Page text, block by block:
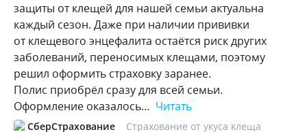
защиты от клещей для нашей семьи актуальна
каждый сезон. Даже при наличии прививки
от клещевого энцефалита остаётся риск других
заболеваний, переносимых клещами, поэтому
решил оформить страховку заранее.
Полис приобрёл сразу для всей семьи.
Оформление оказалось… Читать
СберСтрахование Страхование от укуса клеща